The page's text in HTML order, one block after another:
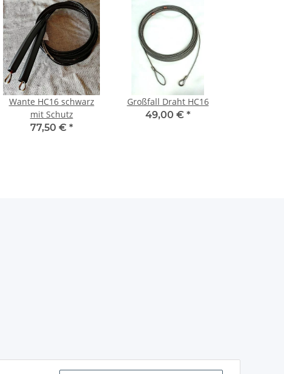
Wante HC16 schwarz
mit Schutz
77,50 € *
Großfall Draht HC16
49,00 € *